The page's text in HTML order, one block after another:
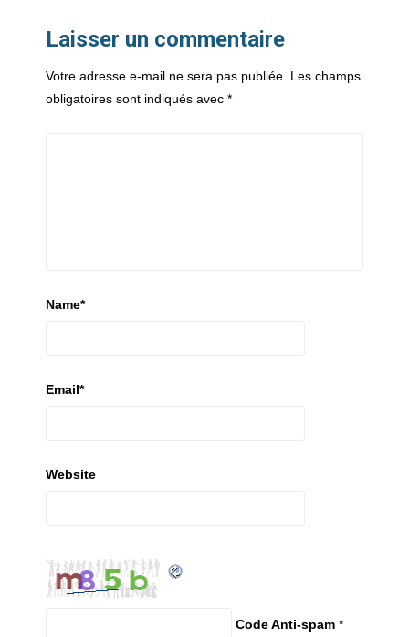
Laisser un commentaire
Votre adresse e-mail ne sera pas publiée. Les champs
obligatoires sont indiqués avec *
Name*
Email*
Website
Code Anti-spam *